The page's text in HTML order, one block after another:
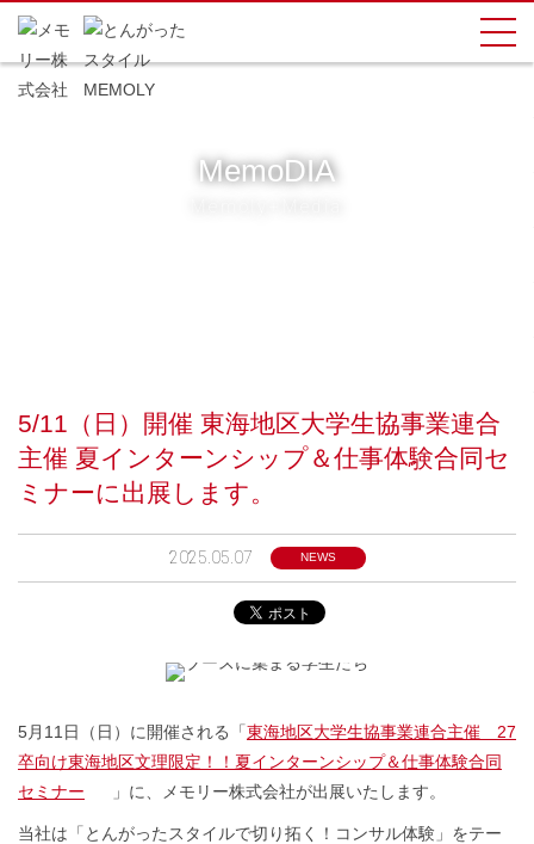
MemoDIA
5/11（日）開催 東海地区大学生協事業連合
主催 夏インターンシップ＆仕事体験合同セ
ミナーに出展します。
2025.05.07 NEWS
5月11日（日）に開催される「東海地区大学生協事業連合主催 27
卒向け東海地区文理限定！！夏インターンシップ＆仕事体験合同
セミナー
」に、メモリー株式会社が出展いたします。
当社は「とんがったスタイルで切り拓く！コンサル体験」をテー